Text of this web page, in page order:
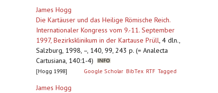
James Hogg
Die Kartäuser und das Heilige Römische Reich.
Internationaler Kongress vom 9.-11. September
1997, Bezirksklinikum in der Kartause Prüll, 4 dln.,
Salzburg, 1998, –, 140, 99, 243 p. (= Analecta
Cartusiana, 140:1-4)
[Hogg 1998] Google Scholar BibTex RTF Tagged
James Hogg